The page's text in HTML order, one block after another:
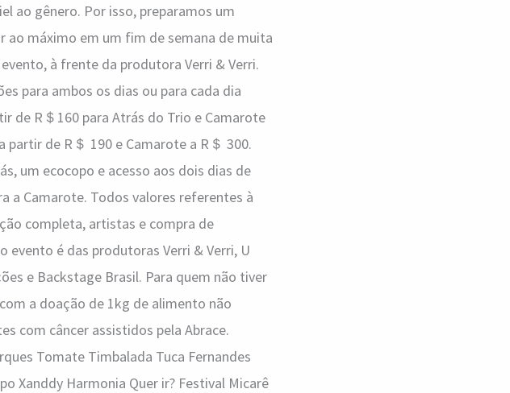
ao gênero. Por isso, preparamos um
máximo em um fim de semana de muita
à frente da produtora Verri & Verri.
para ambos os dias ou para cada dia
de R＄160 para Atrás do Trio e Camarote
de R＄ 190 e Camarote a R＄ 300.
um ecocopo e acesso aos dois dias de
a Camarote. Todos valores referentes à
completa, artistas e compra de
evento é das produtoras Verri & Verri, U
e Backstage Brasil. Para quem não tiver
a doação de 1kg de alimento não
com câncer assistidos pela Abrace.
Tomate Timbalada Tuca Fernandes
Xanddy Harmonia Quer ir? Festival Micarê